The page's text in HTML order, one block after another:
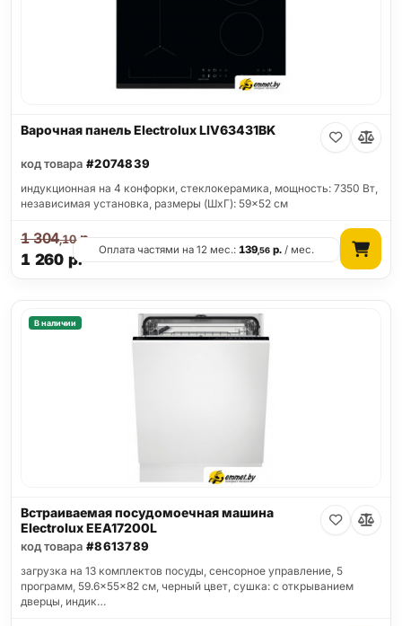
Варочная панель Electrolux LIV63431BK
код товара #2074839
индукционная на 4 конфорки, cтеклокерамика, мощность: 7350 Вт,
независимая установка, размеры (ШхГ): 59x52 см
1 260 р.
1 304,10р.
Оплата частями на 12 мес.:139,56 р. / мес.
В наличии
Встраиваемая посудомоечная машина
Electrolux EEA17200L
код товара #8613789
загрузка на 13 комплектов посуды, сенсорное управление, 5
программ, 59.6x55x82 см, черный цвет, сушка: с открыванием
дверцы, индик…